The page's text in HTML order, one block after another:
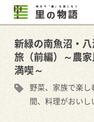
新緑の南魚沼・
旅（前編）～農
満喫～
野菜、家族で楽
間、料理がおい